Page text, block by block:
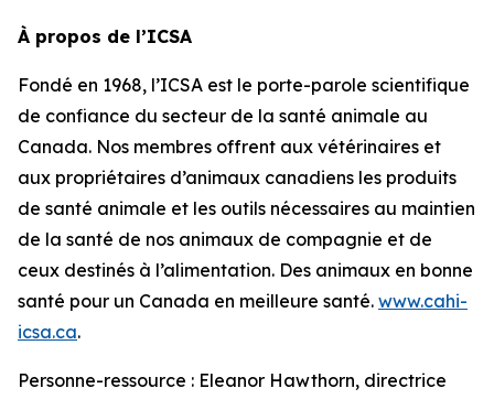
À propos de l’ICSA
Fondé en 1968, l’ICSA est le porte-parole scientifique
de confiance du secteur de la santé animale au
Canada. Nos membres offrent aux vétérinaires et
aux propriétaires d’animaux canadiens les produits
de santé animale et les outils nécessaires au maintien
de la santé de nos animaux de compagnie et de
ceux destinés à l’alimentation. Des animaux en bonne
santé pour un Canada en meilleure santé. www.cahi-
icsa.ca.
Personne-ressource : Eleanor Hawthorn, directrice